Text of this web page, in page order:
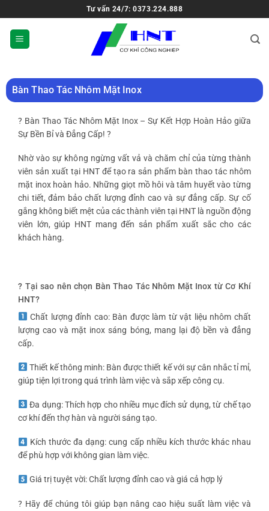
Tư vấn 24/7: 0373.224.888
Bàn Thao Tác Nhôm Mặt Inox
? Bàn Thao Tác Nhôm Mặt Inox – Sự Kết Hợp Hoàn Hảo giữa
Sự Bền Bỉ và Đẳng Cấp! ?
Nhờ vào sự không ngừng vất vả và chăm chỉ của từng thành
viên sản xuất tại HNT để tạo ra sản phẩm bàn thao tác nhôm
mặt inox hoàn hảo. Những giọt mồ hôi và tâm huyết vào từng
chi tiết, đảm bảo chất lượng đỉnh cao và sự đẳng cấp. Sự cố
gắng không biết mệt của các thành viên tại HNT là nguồn động
viên lớn, giúp HNT mang đến sản phẩm xuất sắc cho các
khách hàng.
? Tại sao nên chọn Bàn Thao Tác Nhôm Mặt Inox từ Cơ Khí
HNT?
Chất lượng đỉnh cao: Bàn được làm từ vật liệu nhôm chất
lượng cao và mặt inox sáng bóng, mang lại độ bền và đẳng
cấp.
Thiết kế thông minh: Bàn được thiết kế với sự cân nhắc tỉ mỉ,
giúp tiện lợi trong quá trình làm việc và sắp xếp công cụ.
Đa dụng: Thích hợp cho nhiều mục đích sử dụng, từ chế tạo
cơ khí đến thợ hàn và người sáng tạo.
Kích thước đa dạng: cung cấp nhiều kích thước khác nhau
để phù hợp với không gian làm việc.
Giá trị tuyệt vời: Chất lượng đỉnh cao và giá cả hợp lý
? Hãy để chúng tôi giúp bạn nâng cao hiệu suất làm việc và